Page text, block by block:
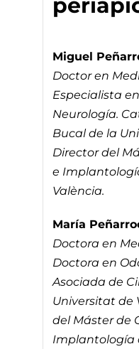
Miguel
Doctor en
Especialista
Neurología.
Bucal de la
Director del
e
València.
María
Doctora en
Doctora en
Asociada de
Universitat de
del Máster de
Implantología